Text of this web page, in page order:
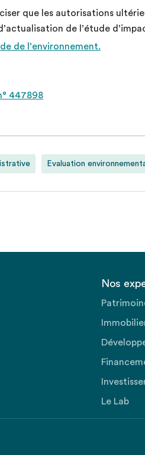
que les autorisations
de l’étude
de l’environnement.
447898
Evaluation
Nos
Le Lab